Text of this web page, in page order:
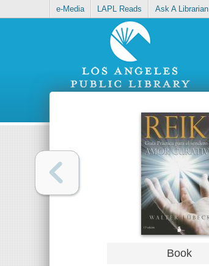
e-Media LAPL Reads Ask A Librarian
Book